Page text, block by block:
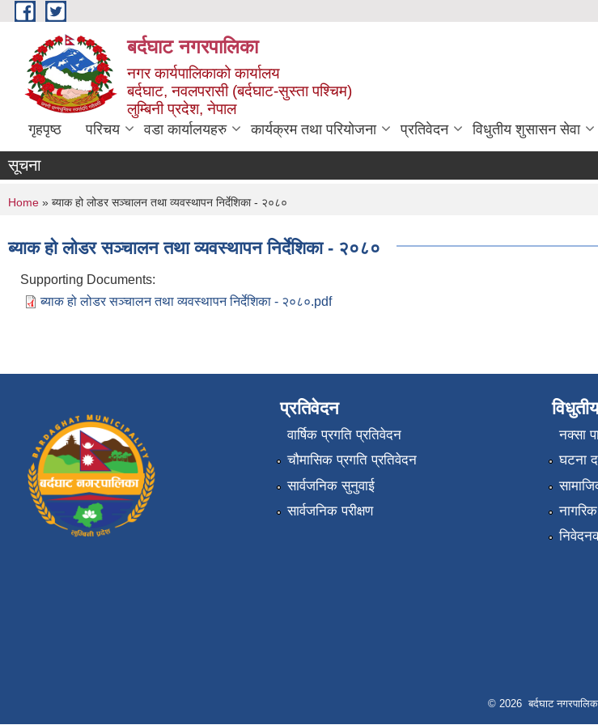
Skip to main content
बर्दघाट नगरपालिका
नगर कार्यपालिकाको कार्यालय
बर्दघाट, नवलपरासी (बर्दघाट-सुस्ता पश्चिम)
लुम्बिनी प्रदेश, नेपाल
गृहपृष्ठ परिचय वडा कार्यालयहरु कार्यक्रम तथा परियोजना प्रतिवेदन विधुतीय शुसासन सेवा
सूचना
You are here
Home » ब्याक हो लोडर सञ्चालन तथा व्यवस्थापन निर्देशिका - २०८०
ब्याक हो लोडर सञ्चालन तथा व्यवस्थापन निर्देशिका - २०८०
Supporting Documents:
ब्याक हो लोडर सञ्चालन तथा व्यवस्थापन निर्देशिका - २०८०.pdf
प्रतिवेदन
वार्षिक प्रगति प्रतिवेदन
चौमासिक प्रगति प्रतिवेदन
सार्वजनिक सुनुवाई
सार्वजनिक परीक्षण
नक्सा
घटना
© 2026 बर्दघाट